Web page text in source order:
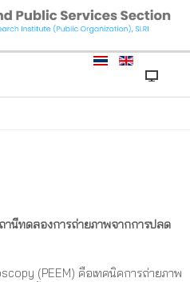
านีทดลองการถ่ายภาพจากการปลด
(PEEM) คือเทคนิคการถ่ายภาพ